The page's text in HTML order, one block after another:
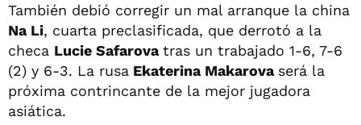
También debió corregir un mal arranque la china
Na Li, cuarta preclasificada, que derrotó a la
checa Lucie Safarovatras un trabajado 1-6, 7-6
(2) y 6-3. La rusa Ekaterina Makarova será la
próxima contrincante de la mejor jugadora
asiática.